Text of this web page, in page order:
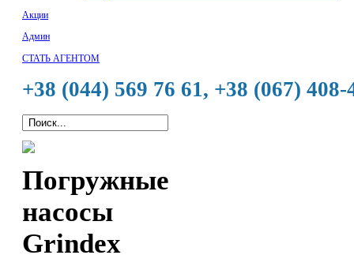
Акции
Админ
СТАТЬ АГЕНТОМ
+38 (044) 569 76 61, +38 (067) 408-
Погружные
насосы
Grindex